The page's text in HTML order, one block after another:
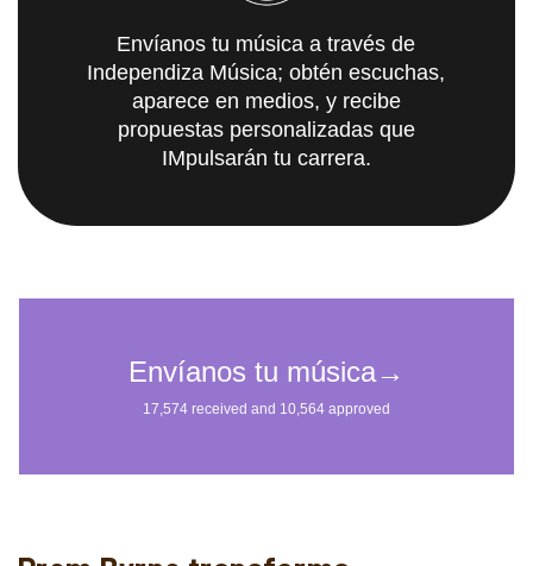
Envíanos tu música a través de
Independiza Música; obtén escuchas,
aparece en medios, y recibe
propuestas personalizadas que
IMpulsarán tu carrera.